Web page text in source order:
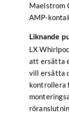
Maelstrom
AMP-
Liknande
LX
att ersätta
vill ersätta
kontrollera